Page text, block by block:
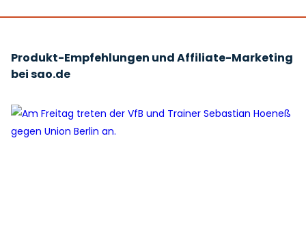
Produkt-Empfehlungen und Affiliate-Marketing
bei sao.de